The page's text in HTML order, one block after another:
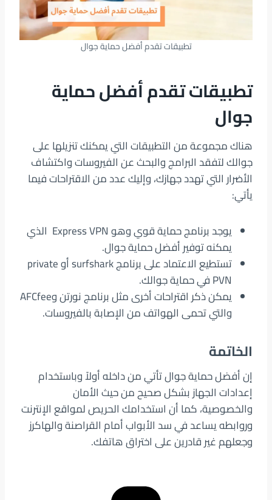
تطبيقات تقدم أفضل حماية جوال
تطبيقات تقدم أفضل حماية
جوال
هناك مجموعة من التطبيقات التي يمكنك تنزيلها على
جوالك لتفقد البرامج والبحث عن الفيروسات واكتشاف
الأضرار التي تهدد جهازك، وإليك عدد من الاقتراحات فيما
يأتي:
يوجد برنامج حماية قوي وهو Express VPN الذي
يمكنه توفير أفضل حماية جوال.
تستطيع الاعتماد على برنامج surfshark أو private
PVN في حماية جوالك.
يمكن ذكر اقتراحات أخرى مثل برنامج نورتن وAFCfee
والتي تحمى الهواتف من الإصابة بالفيروسات.
الخاتمة
إن أفضل حماية جوال تأتي من داخله أولاً وباستخدام
إعدادات الجهاز بشكل صحيح من حيث الأمان
والخصوصية، كما أن استخدامك الحريص لمواقع الإنترنت
وروابطه يساعد في سد الأبواب أمام القراصنة والهاكرز
وجعلهم غير قادرين على اختراق هاتفك.